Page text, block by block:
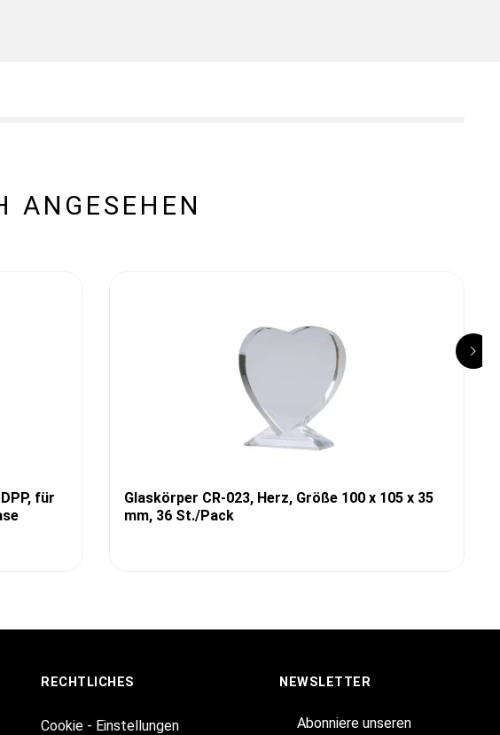
ANGESEHEN
für
Glaskörper CR-023, Herz, Größe 100 x 105 x 35
mm, 36 St./Pack
RECHTLICHES
Cookie - Einstellungen
NEWSLETTER
Abonniere unseren